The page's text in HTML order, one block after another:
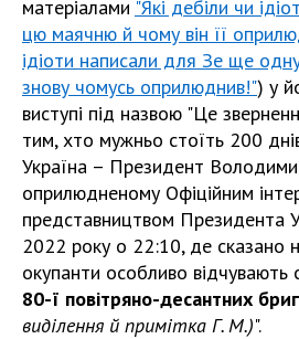
матеріалами "Які дебіли чи
цю маячню й чому він її
ідіоти написали для Зе ще
знову чомусь оприлюднив!") у
виступі під назвою "Це
тим, хто мужньо стоїть 200
Україна – Президент
оприлюдненому Офіційним
представництвом Президента
2022 року о 22:10, де сказано
окупанти особливо відчувають
80-ї повітряно-десантних
виділення й примітка Г. М.)".